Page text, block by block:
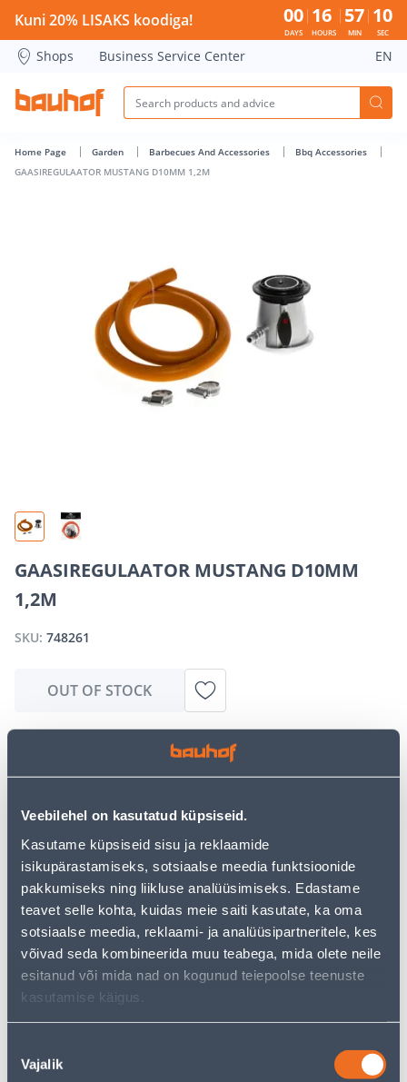
Veebilehel on kasutatud küpsiseid.
Kasutame küpsiseid sisu ja reklaamide
isikupärastamiseks, sotsiaalse meedia funktsioonide
pakkumiseks ning liikluse analüüsimiseks. Edastame
teavet selle kohta, kuidas meie saiti kasutate, ka oma
sotsiaalse meedia, reklaami- ja analüüsipartneritele, kes
võivad seda kombineerida muu teabega, mida olete neile
esitanud või mida nad on kogunud teiepoolse teenuste
kasutamise käigus.
valik
Vajalik
GAASIREGULAATOR MUSTANG D10MM 1,2M - Bauhof has
Kuni 20% LISAKS koodiga! 00
DAYS
16
HOURS
57
MIN
09
SEC
Shops Business Service Center EN
Home Page Garden Barbecues And Accessories
Bbq Accessories
GAASIREGULAATOR MUSTANG D10MM 1,2M
GAASIREGULAATOR MUSTANG D10MM
1,2M
SKU: 748261
OUT OF STOCK
We apologize, but we inform you that the desired
product is currently temporarily out of stock due to
from the sameproduct category, which can bring you
But your shopping pleasure doesn't have to end here -
you can continue your research by returningto the
homepageor use our powerful search function to
discover even more great options. Happy shopping!
• 14-päevane tagastusõigus.
• HANKIJA LAOST TELLITAV TOODE